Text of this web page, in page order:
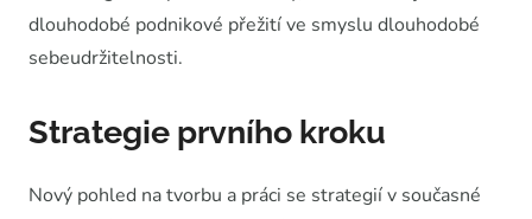
dlouhodobé podnikové přežití ve smyslu dlouhodobé
sebeudržitelnosti.
Strategie prvního kroku
Nový pohled na tvorbu a práci se strategií v současné